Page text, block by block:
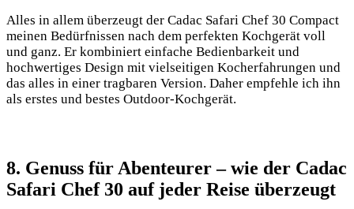
Alles in⁣ allem überzeugt der Cadac Safari Chef‍ 30 Compact
meinen Bedürfnissen nach dem perfekten Kochgerät voll
und ganz. Er kombiniert ⁤einfache Bedienbarkeit‍ und‌
hochwertiges Design mit vielseitigen Kocherfahrungen und
das alles in einer tragbaren Version. Daher empfehle ich ihn ​
als erstes und bestes Outdoor-Kochgerät.
8. Genuss für Abenteurer⁣ – wie der Cadac
Safari Chef 30 auf jeder Reise überzeugt